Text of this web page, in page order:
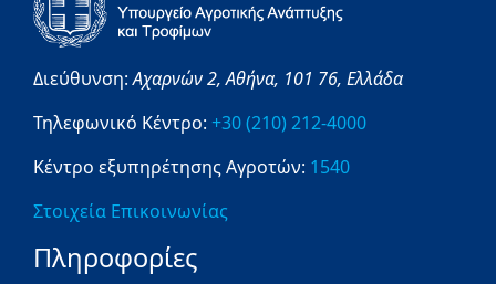
Διεύθυνση:Αχαρνών 2,Αθήνα, 101 76, Ελλάδα
Τηλεφωνικό Κέντρο: +30 (210) 212-4000
Κέντρο εξυπηρέτησης Αγροτών: 1540
Στοιχεία Επικοινωνίας
Πληροφορίες